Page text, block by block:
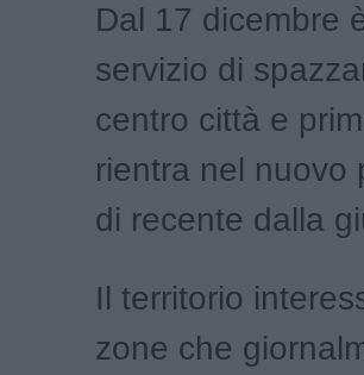
Dal 17 dicembre
servizio di
centro città e
rientra nel nuovo
di recente dalla
Il territorio
zone che